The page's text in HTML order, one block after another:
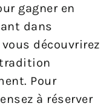
gagner en
dans
vous découvrirez
Pour
à réserver